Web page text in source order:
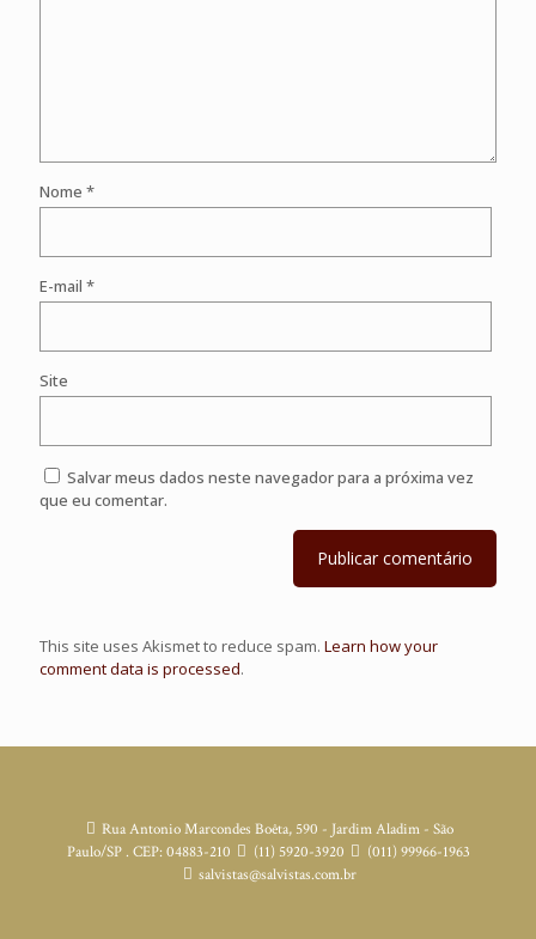
Nome *
E-mail *
Site
Salvar meus dados neste navegador para a próxima vez
que eu comentar.
This site uses Akismet to reduce spam. Learn how your
comment data is processed.
Rua Antonio Marcondes Boêta, 590 - Jardim Aladim - São
Paulo/SP . CEP: 04883-210
(11) 5920-3920
(011) 99966-1963
salvistas@salvistas.com.br